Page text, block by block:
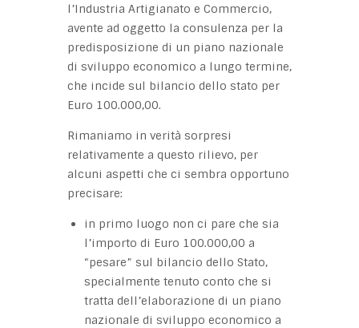
l’Industria Artigianato e Commercio,
avente ad oggetto la consulenza per la
predisposizione di un piano nazionale
di sviluppo economico a lungo termine,
che incide sul bilancio dello stato per
Euro 100.000,00.
Rimaniamo in verità sorpresi
relativamente a questo rilievo, per
alcuni aspetti che ci sembra opportuno
precisare:
in primo luogo non ci pare che sia
l’importo di Euro 100.000,00 a
“pesare” sul bilancio dello Stato,
specialmente tenuto conto che si
tratta dell’elaborazione di un piano
nazionale di sviluppo economico a